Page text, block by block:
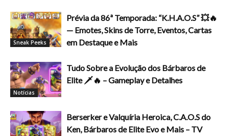
Sneak Peeks
Prévia da 86ª Temporada: “K.H.A.O.S” 💥🔥
— Emotes, Skins de Torre, Eventos, Cartas
em Destaque e Mais
Notícias
Tudo Sobre a Evolução dos Bárbaros de
Elite 🗡️🔥 – Gameplay e Detalhes
Berserker e Valquíria Heroica, C.A.O.S do
Ken, Bárbaros de Elite Evo e Mais – TV